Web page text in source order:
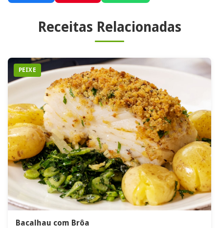
Receitas Relacionadas
PEIXE
Bacalhau com Brôa